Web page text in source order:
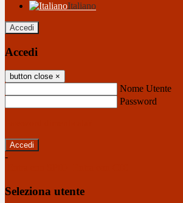
Italiano
Accedi
Accedi
button close ×
Nome Utente
Password
-
Seleziona utente